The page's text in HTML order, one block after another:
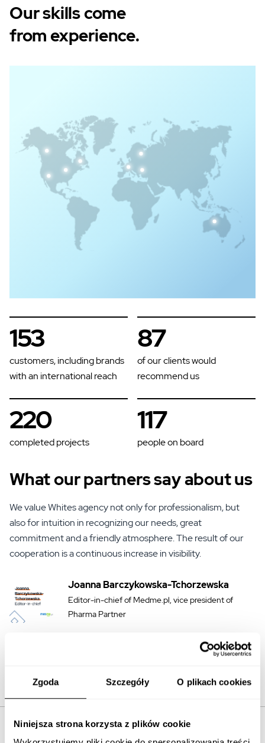
Zgoda Szczegóły O plikach cookies
Niniejsza strona korzysta z plików cookie
Our skills come
from experience.
159
customers, including brands
with an international reach
90
of our clients would
recommend us
229
completed projects
122
people on board
What our partners sayabout us
We value Whites agency not only for professionalism, but
also for intuition in recognizing our needs, great
commitment and a friendly atmosphere. The result of our
cooperation is a continuous increase in visibility.
Joanna Barczykowska-Tchorzewska
Editor-in-chief of Medme.pl, vice president of
Pharma Partner